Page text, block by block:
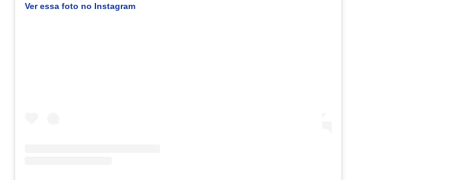
Ver essa foto no Instagram